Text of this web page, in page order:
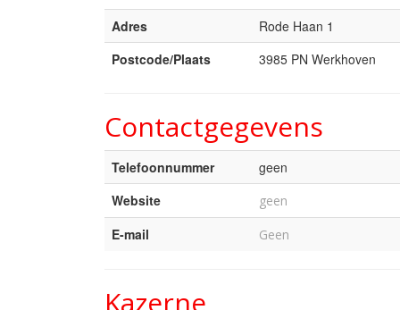
Adres
Rode Haan 1
Postcode/Plaats
3985 PN Werkhoven
Contactgegevens
Telefoonnummer
geen
Website
geen
E-mail Geen
Kazerne